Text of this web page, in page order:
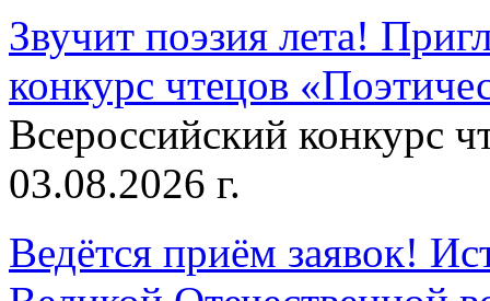
Звучит поэзия лета!
конкурс чтецов
Всероссийский конкурс
03.08.2026 г.
Ведётся приём заявок!